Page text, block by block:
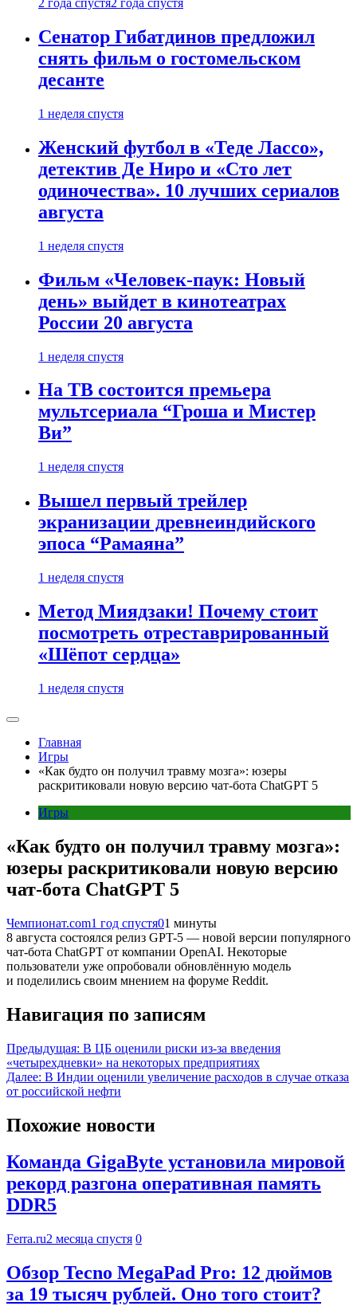
2 года спустя2 года спустя
Сенатор Гибатдинов предложил
снять фильм о гостомельском
десанте
1 неделя спустя
Женский футбол в «Теде Лассо»,
детектив Де Ниро и «Сто лет
одиночества». 10 лучших сериалов
августа
1 неделя спустя
Фильм «Человек-паук: Новый
день» выйдет в кинотеатрах
России 20 августа
1 неделя спустя
На ТВ состоится премьера
мультсериала “Гроша и Мистер
Ви”
1 неделя спустя
Вышел первый трейлер
экранизации древнеиндийского
эпоса “Рамаяна”
1 неделя спустя
Метод Миядзаки! Почему стоит
посмотреть отреставрированный
«Шёпот сердца»
1 неделя спустя
Главная
Игры
«Как будто он получил травму мозга»: юзеры
раскритиковали новую версию чат-бота ChatGPT 5
Игры
«Как будто он получил травму мозга»:
юзеры раскритиковали новую версию
чат-бота ChatGPT 5
Чемпионат.com1 год спустя01 минуты
8 августа состоялся релиз GPT-5 — новой версии популярного
чат-бота ChatGPT от компании OpenAI. Некоторые
пользователи уже опробовали обновлённую модель
и поделились своим мнением на форуме Reddit.
Навигация по записям
Предыдущая: В ЦБ оценили риски из-за введения
«четырехдневки» на некоторых предприятиях
Далее: В Индии оценили увеличение расходов в случае отказа
от российской нефти
Похожие новости
Команда GigaByte установила мировой
рекорд разгона оперативная память
DDR5
Ferra.ru2 месяца спустя 0
Обзор Tecno MegaPad Pro: 12 дюймов
за 19 тысяч рублей. Оно того стоит?